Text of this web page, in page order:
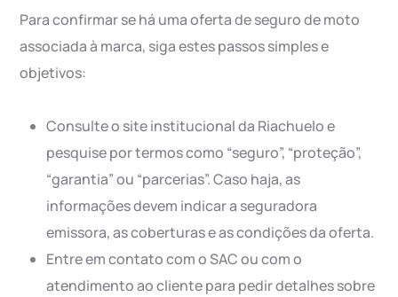
Para confirmar se há uma oferta de seguro de moto
associada à marca, siga estes passos simples e
objetivos:
Consulte o site institucional da Riachuelo e
pesquise por termos como “seguro”, “proteção”,
“garantia” ou “parcerias”. Caso haja, as
informações devem indicar a seguradora
emissora, as coberturas e as condições da oferta.
Entre em contato com o SAC ou com o
atendimento ao cliente para pedir detalhes sobre